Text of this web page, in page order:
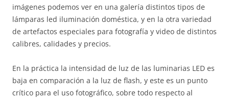
imágenes podemos ver en una galería distintos tipos de
lámparas led iluminación doméstica, y en la otra variedad
de artefactos especiales para fotografía y video de distintos
calibres, calidades y precios.
En la práctica la intensidad de luz de las luminarias LED es
baja en comparación a la luz de flash, y este es un punto
crítico para el uso fotográfico, sobre todo respecto al